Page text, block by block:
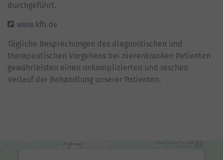
durchgeführt.
www.kfh.de
Tägliche Besprechungen des diagnostischen und
therapeutischen Vorgehens bei nierenkranken Patienten
gewährleisten einen unkomplizierten und raschen
Verlauf der Behandlung unserer Patienten.